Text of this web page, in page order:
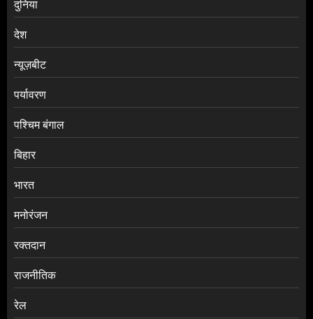
दुनिया
देश
न्यूज़बीट
पर्यावरण
पश्चिम बंगाल
बिहार
भारत
मनोरंजन
रक्तदान
राजनीतिक
रेल